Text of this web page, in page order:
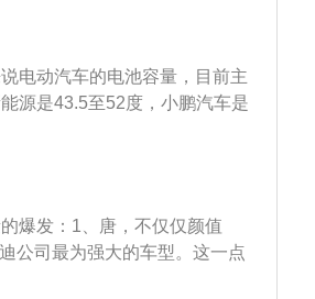
是CPU；2、ECU将输入信号
工，计算出输出值，输出信号
电器和开关等。行车电脑的作
技术读取汽车数据。这个系统
，一旦超标，会马上发出警
存入存储器，通过一定的程序
维修人员能迅速准确地确定故
电动汽车的电池容量，目前主
源是43.5至52度，小鹏汽车是
一般峰谷电价分别为一度电0.
之间；3、最后是充电效率，
率数据，交流电88%，直流电
直流电54度；4、充电方式分
择的充电方式。参考民用交流
需要22.8至34.2元，而直流电
爆发：1、唐，不仅仅颜值
公司最为强大的车型。这一点
座的布局等多方面的表现非常